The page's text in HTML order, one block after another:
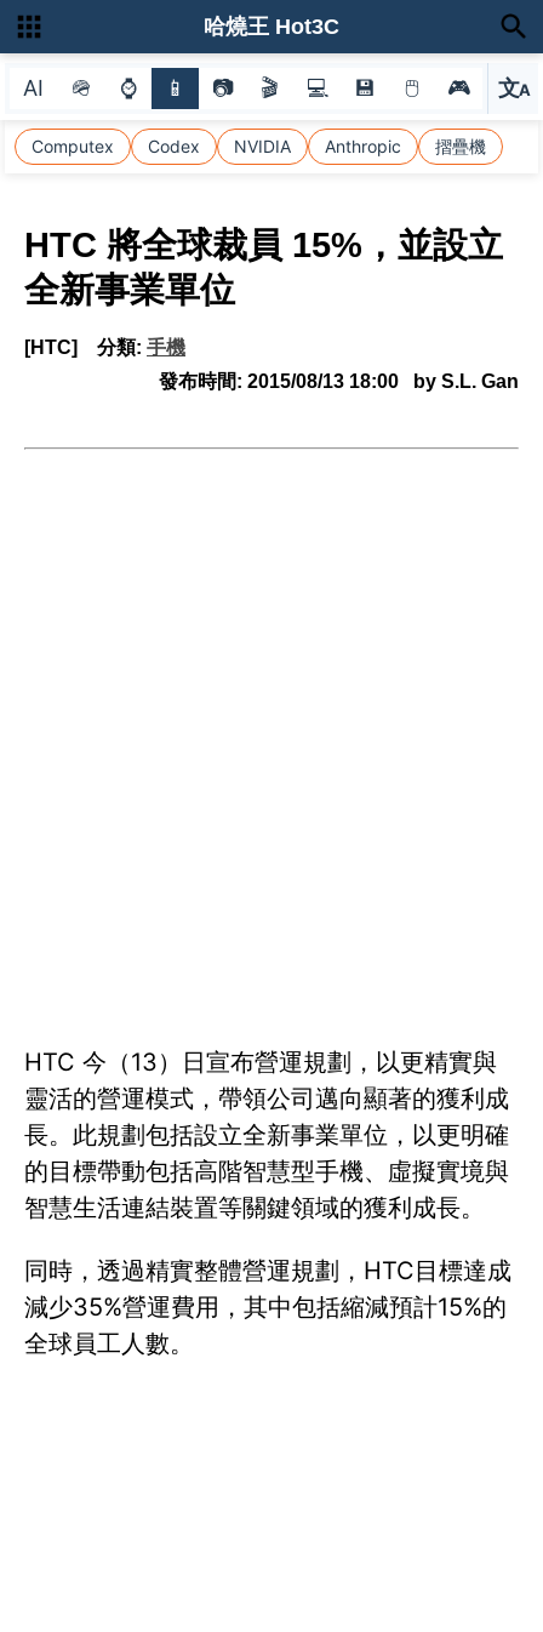
AI 🪖 ⌚ 📱 📷 🎬 💻 💾 🖱 🎮 文A
選
Computex Codex NVIDIA Anthropic 摺疊機
哈燒王 Hot3C
HTC 將全球裁員 15%，並設立
全新事業單位
[HTC] 分類: 手機
發布時間: 2015/08/13 18:00 by S.L. Gan
HTC 今（13）日宣布營運規劃，以更精實與
靈活的營運模式，帶領公司邁向顯著的獲利成
長。此規劃包括設立全新事業單位，以更明確
的目標帶動包括高階智慧型手機、虛擬實境與
智慧生活連結裝置等關鍵領域的獲利成長。
同時，透過精實整體營運規劃，HTC目標達成
減少35%營運費用，其中包括縮減預計15%的
全球員工人數。